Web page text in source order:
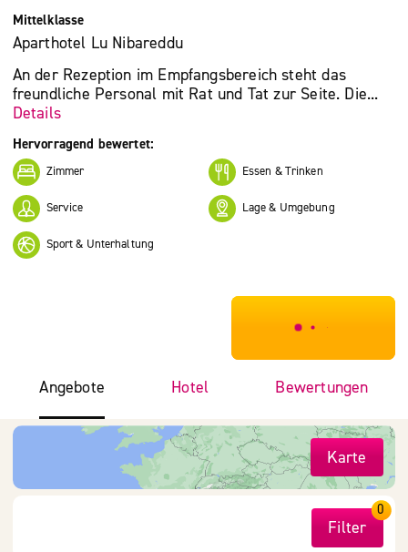
Mittelklasse
Aparthotel Lu Nibareddu
An der Rezeption im Empfangsbereich steht das
freundliche Personal mit Rat und Tat zur Seite. Die...
Details
Hervorragend bewertet:
Zimmer Essen & Trinken
Service Lage & Umgebung
Sport & Unterhaltung
***************
Angebote Hotel Bewertungen
Karte
Filter
0